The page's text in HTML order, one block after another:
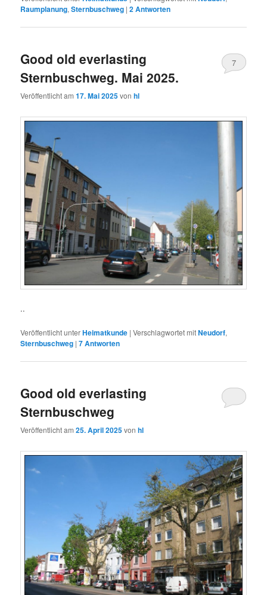
Raumplanung,Sternbuschweg |2Antworten
Good old everlasting
Sternbuschweg. Mai 2025.
Veröffentlicht am17. Mai 2025vonhl
7
..
Veröffentlicht unterHeimatkunde |Verschlagwortet mitNeudorf,
Sternbuschweg |7Antworten
Good old everlasting
Sternbuschweg
Veröffentlicht am25. April 2025vonhl